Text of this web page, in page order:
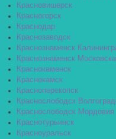
Красновишерск
Красногорск
Краснодар
Краснозаводск
Краснознаменск
Краснознаменск
Краснокаменск
Краснокамск
Красноперекопск
Краснослободск
Краснослободск Мордовия
Краснотурьинск
Красноуральск